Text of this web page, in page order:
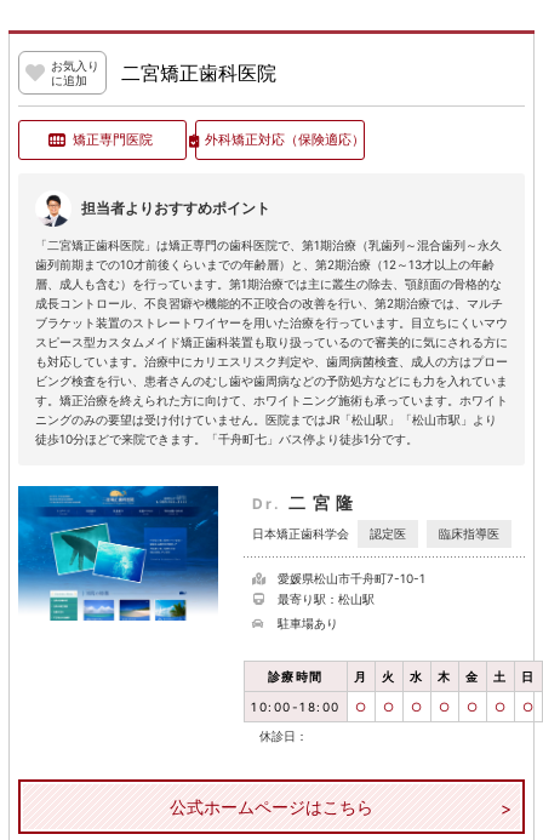
お気入り
に追加
二宮矯正歯科医院
矯正専門医院 外科矯正対応（保険適応）
担当者よりおすすめポイント
「二宮矯正歯科医院」は矯正専門の歯科医院で、第1期治療（乳歯列～混合歯列～永久
歯列前期までの10才前後くらいまでの年齢層）と、第2期治療（12～13才以上の年齢
層、成人も含む）を行っています。第1期治療では主に叢生の除去、顎顔面の骨格的な
成長コントロール、不良習癖や機能的不正咬合の改善を行い、第2期治療では、マルチ
ブラケット装置のストレートワイヤーを用いた治療を行っています。目立ちにくいマウ
スピース型カスタムメイド矯正歯科装置も取り扱っているので審美的に気にされる方に
も対応しています。治療中にカリエスリスク判定や、歯周病菌検査、成人の方はプロー
ビング検査を行い、患者さんのむし歯や歯周病などの予防処方などにも力を入れていま
す。矯正治療を終えられた方に向けて、ホワイトニング施術も承っています。ホワイト
ニングのみの要望は受け付けていません。医院まではJR「松山駅」「松山市駅」より
徒歩10分ほどで来院できます。「千舟町七」バス停より徒歩1分です。
Dr. 二宮隆
日本矯正歯科学会 認定医 臨床指導医
愛媛県松山市千舟町7-10-1
最寄り駅：松山駅
駐車場あり
診療時間 月 火 水 木 金 土 日
10:00-18:00 ○ ○ ○ ○ ○ ○ ○
休診日：
公式ホームページはこちら